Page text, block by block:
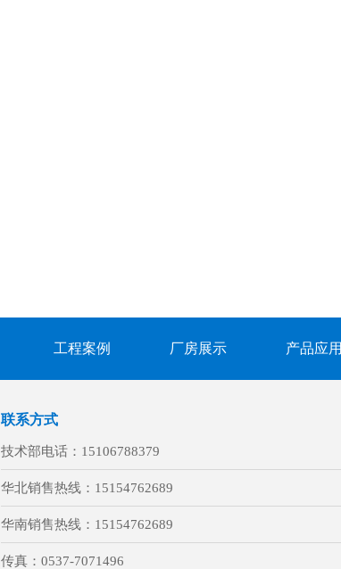
工程案例 厂房展示 产品应用
联系方式
技术部电话： 15106788379
华北销售热线： 15154762689
华南销售热线： 15154762689
传真： 0537-7071496